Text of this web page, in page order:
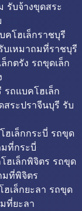
รับจ้างขุดสระ
คโฮเล็กราชบุรี
บเหมาถมที่ราชบุรี
กตรัง รถขุดเล็ก
รถแบคโฮเล็ก
สระปราจีนบุรี รับ
ฮเล็กกระบี่ รถขุด
มที่กระบี่
ฮเล็กพิจิตร รถขุด
มที่พิจิตร
ฮเล็กยะลา รถขุด
ที่ยะลา